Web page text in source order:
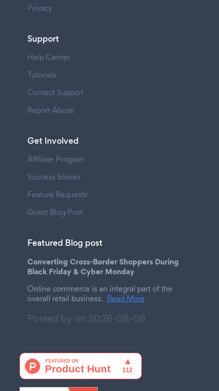
Privacy
Support
Help Center
Tutorials
Contact Support
Report Abuse
Get Involved
Affiliate Program
Success Stories
Feature Requests
Guest Blog Post
Featured Blog post
Converting Cross-Border Shoppers During
Black Friday & Cyber Monday
Online commerce is an integral part of the
overall retail business. Read More
Posted by on 2026-08-08